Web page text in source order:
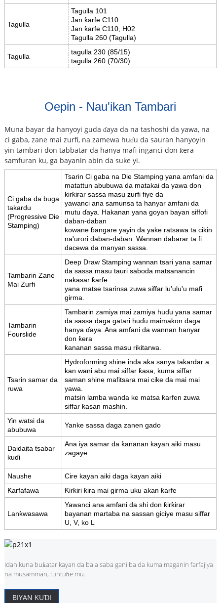
Tagulla
Tagulla 101
Jan ƙarfe C110
Jan ƙarfe C110, H02
Tagulla 260 (Tagulla)
Tagulla
tagulla 230 (85/15)
tagulla 260 (70/30)
Oepin - Nau'ikan Tambari
Muna bayar da hanyoyi guda ɗaya da na tashoshi da yawa, na
ci gaba, zane mai zurfi, na zamewa huɗu da sauran hanyoyin
yin tambari don tabbatar da hanya mafi inganci don ƙera
samfuran ku, ga bayanin abin da suke yi.
Ci gaba da buga
takardu
(Progressive Die
Stamping)
Tsarin Ci gaba na Die Stamping yana amfani da
matattun abubuwa da matakai da yawa don
ƙirƙirar sassa masu zurfi fiye da
yawanci ana samunsa ta hanyar amfani da
mutu ɗaya. Hakanan yana goyan bayan siffofi
daban-daban
kowane ɓangare yayin da yake ratsawa ta cikin
na'urori daban-daban. Wannan dabarar ta fi
dacewa da manyan sassa.
Tambarin Zane
Mai Zurfi
Deep Draw Stamping wannan tsari yana samar
da sassa masu tauri saboda matsanancin
nakasar ƙarfe
yana matse tsarinsa zuwa siffar lu'ulu'u mafi
girma.
Tambarin
Fourslide
Tambarin zamiya mai zamiya huɗu yana samar
da sassa daga gatari huɗu maimakon daga
hanya ɗaya. Ana amfani da wannan hanyar
don ƙera
ƙananan sassa masu rikitarwa.
Tsarin samar da
ruwa
Hydroforming shine inda aka sanya takardar a
kan wani abu mai siffar ƙasa, kuma siffar
saman shine mafitsara mai cike da mai mai
yawa.
matsin lamba wanda ke matsa ƙarfen zuwa
siffar ƙasan mashin.
Yin watsi da
abubuwa
Yanke sassa daga zanen gado
Daidaita tsabar
kuɗi
Ana iya samar da ƙananan kayan aiki masu
zagaye
Naushe
Cire kayan aiki daga kayan aiki
Ƙarfafawa
Ƙirƙiri ƙira mai girma uku akan ƙarfe
Lanƙwasawa
Yawanci ana amfani da shi don ƙirƙirar
bayanan martaba na sassan giciye masu siffar
U, V, ko L
Idan kuna buƙatar kayan da ba a saba gani ba da kuma maganin farfajiya
na musamman, tuntuɓe mu.
BIYAN KUƊI